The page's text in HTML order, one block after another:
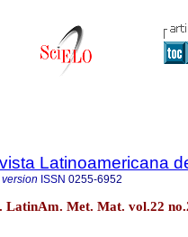
Latinoamericana
ISSN 0255-6952
LatinAm. Met. Mat. vol.22